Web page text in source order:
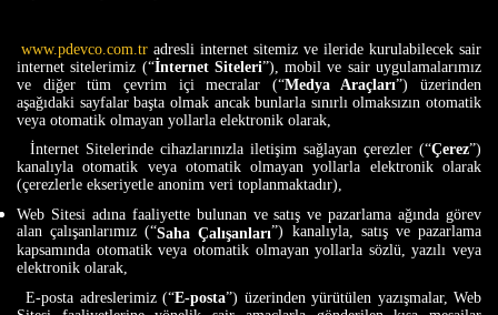
www.pdevco.com.tr adresli internet sitemiz ve ileride kurulabilecek sair
internet sitelerimiz (“İnternet Siteleri”),mobil ve sair uygulamalarımız
ve diğer tüm çevrim içi mecralar (“Medya Araçları”) üzerinden
aşağıdaki sayfalar başta olmak ancak bunlarla sınırlı olmaksızın otomatik
veya otomatik olmayan yollarla elektronik olarak,
İnternet Sitelerinde cihazlarınızla iletişim sağlayan çerezler (“Çerez”)
kanalıyla otomatik veya otomatik olmayan yollarla elektronik olarak
(çerezlerle ekseriyetle anonim veri toplanmaktadır),
Web Sitesi adına faaliyette bulunan ve satış ve pazarlama ağında görev
alan çalışanlarımız (“Saha Çalışanları”) kanalıyla, satış ve pazarlama
kapsamında otomatik veya otomatik olmayan yollarla sözlü, yazılı veya
elektronik olarak,
E-posta adreslerimiz (“E-posta”) üzerinden yürütülen yazışmalar, Web